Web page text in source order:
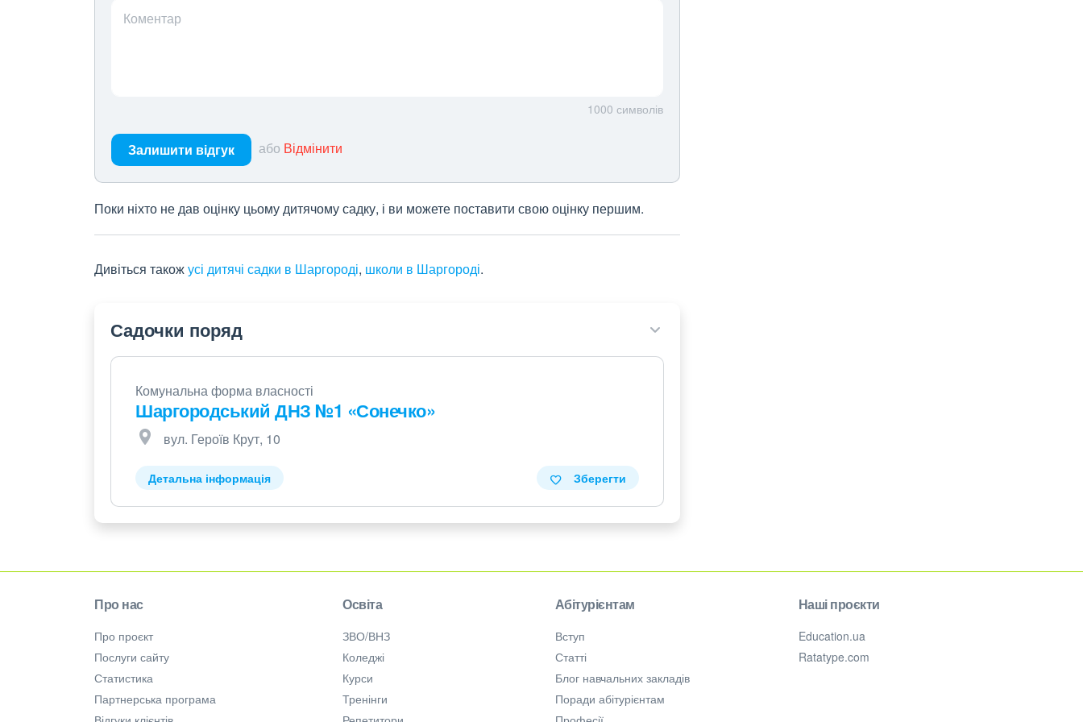
Коментар
1000 символів
Залишити відгук або Відмінити
Поки ніхто не дав оцінку цьому дитячому садку, і ви можете поставити свою оцінку першим.
Дивіться такожусі дитячі садки в Шаргороді, школи в Шаргороді.
Садочки поряд
Комунальна форма власності
Шаргородський ДНЗ №1 «Сонечко»
вул. Героїв Крут, 10
Детальна інформація Зберегти
Про нас
Про проєкт
Послуги сайту
Статистика
Партнерська програма
Освіта
ЗВО/ВНЗ
Коледжі
Курси
Тренінги
Абітурієнтам
Вступ
Статті
Блог навчальних закладів
Поради абітурієнтам
Наші проєкти
Education.ua
Ratatype.com